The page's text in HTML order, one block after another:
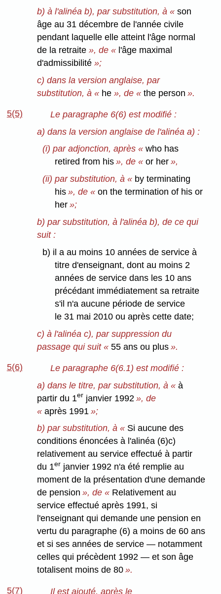
b) à l'alinéa b), par substitution, à « son
âge au 31 décembre de l'année civile
pendant laquelle elle atteint l'âge normal
de la retraite», de « l'âge maximal
d'admissibilité»;
c) dans la version anglaise, par
substitution, à « he», de « the person ».
5(5)
Le paragraphe 6(6) est modifié :
a) dans la version anglaise de l'alinéa a) :
(i) par adjonction, après « who has
retired from his», de « or her»,
(ii) par substitution, à « by terminating
his», de « on the termination of his or
her»;
b) par substitution, à l'alinéa b), de ce qui
suit :
b) il a au moins 10 années de service à
titre d'enseignant, dont au moins 2
années de service dans les 10 ans
précédant immédiatement sa retraite
s'il n'a aucune période de service
le 31 mai 2010 ou après cette date;
c) à l'alinéa c), par suppression du
passage qui suit «55 ans ou plus ».
5(6)
Le paragraphe 6(6.1) est modifié :
a) dans le titre, par substitution, à «à
partir du 1er janvier 1992 », de
«après 1991 »;
b) par substitution, à « Si aucune des
conditions énoncées à l'alinéa (6)c)
relativement au service effectué à partir
du 1er janvier 1992 n'a été remplie au
moment de la présentation d'une demande
de pension », de « Relativement au
service effectué après 1991, si
l'enseignant qui demande une pension en
vertu du paragraphe (6) a moins de 60 ans
et si ses années de service — notamment
celles qui précèdent 1992 — et son âge
totalisent moins de 80 ».
5(7)
Il est ajouté, après le